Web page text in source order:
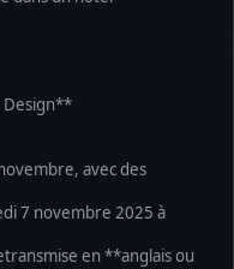
Design**
avec des
7 novembre 2025 à
en **anglais ou